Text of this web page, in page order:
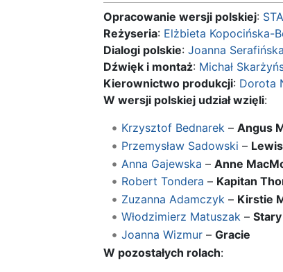
Opracowanie wersji polskiej:
Reżyseria: Elżbieta Kopocińska-
Dialogi polskie: Joanna Serafińska
Dźwięk i montaż: Michał
Kierownictwo produkcji: Dorota
W wersji polskiej udział wzięli:
Krzysztof Bednarek– Angus
Przemysław Sadowski –
Anna Gajewska – Anne
Robert Tondera – Kapitan
Zuzanna Adamczyk – Kirstie
Włodzimierz Matuszak–
Joanna Wizmur– Gracie
W pozostałych rolach: